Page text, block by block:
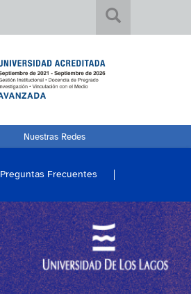
Nuestras Redes
Preguntas Frecuentes